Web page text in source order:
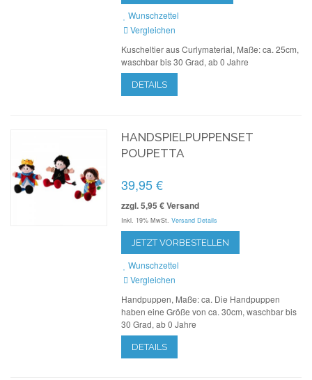
Wunschzettel
Vergleichen
Kuscheltier aus Curlymaterial, Maße: ca. 25cm,
waschbar bis 30 Grad, ab 0 Jahre
DETAILS
HANDSPIELPUPPENSET
POUPETTA
39,95 €
zzgl. 5,95 € Versand
Inkl. 19% MwSt. Versand Details
JETZT VORBESTELLEN
Wunschzettel
Vergleichen
Handpuppen, Maße: ca. Die Handpuppen
haben eine Größe von ca. 30cm, waschbar bis
30 Grad, ab 0 Jahre
DETAILS